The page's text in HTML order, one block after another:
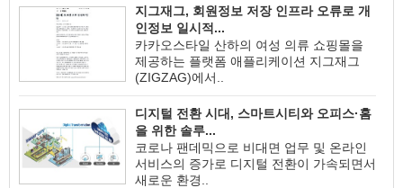
지그재그, 회원정보 저장 인프라 오류로 개
인정보 일시적...
카카오스타일 산하의 여성 의류 쇼핑몰을
제공하는 플랫폼 애플리케이션 지그재그
(ZIGZAG)에서..
디지털 전환 시대, 스마트시티와 오피스·홈
을 위한 솔루...
코로나 팬데믹으로 비대면 업무 및 온라인
서비스의 증가로 디지털 전환이 가속되면서
새로운 환경..